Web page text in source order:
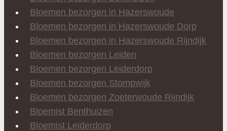
Bloemen bezorgen in Hazerswoude
Bloemen bezorgen in Hazerswoude Dorp
Bloemen bezorgen in Hazerswoude Rijndijk
Bloemen bezorgen Leiden
Bloemen bezorgen Leiderdorp
Bloemen bezorgen Stompwijk
Bloemen bezorgen Zoeterwoude Rijndijk
Bloemist Benthuizen
Bloemist Leiderdorp